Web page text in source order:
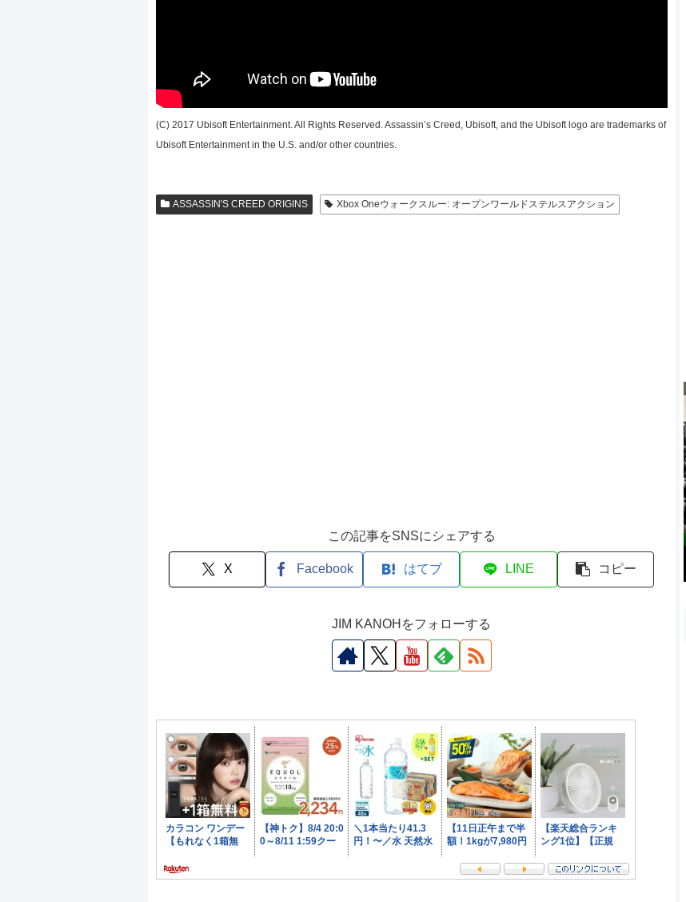
(C) 2017 Ubisoft Entertainment. All Rights Reserved. Assassin’s Creed, Ubisoft, and the Ubisoft logo are trademarks of
Ubisoft Entertainment in the U.S. and/or other countries.
ASSASSIN'S CREED ORIGINS Xbox Oneウォークスルー: オープンワールドステルスアクション
この記事をSNSにシェアする
X Facebook はてブ LINE コピー
JIM KANOHをフォローする